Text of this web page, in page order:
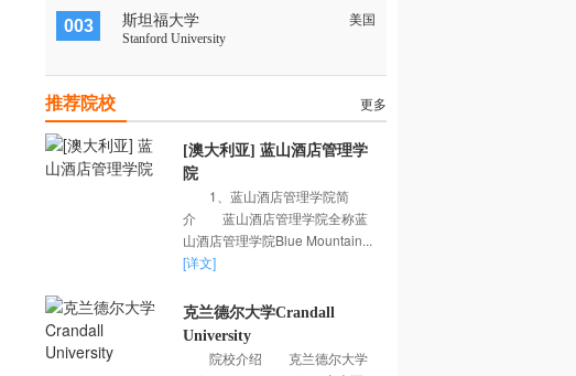
003 斯坦福大学
美国
Stanford University
推荐院校 更多
[澳大利亚] 蓝山酒店管理学
院
1、蓝山酒店管理学院简
介 蓝山酒店管理学院全称蓝
山酒店管理学院Blue Mountain...
[详文]
克兰德尔大学Crandall
University
院校介绍 克兰德尔大学